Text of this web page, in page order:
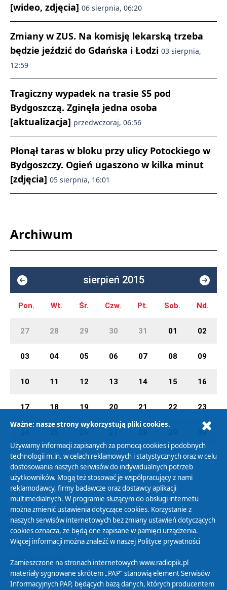
[wideo, zdjęcia] 06 sierpnia, 06:20
Zmiany w ZUS. Na komisję lekarską trzeba
będzie jeździć do Gdańska i Łodzi 03 sierpnia,
12:59
Tragiczny wypadek na trasie S5 pod
Bydgoszczą. Zginęła jedna osoba
[aktualizacja] przedwczoraj, 06:56
Płonął taras w bloku przy ulicy Potockiego w
Bydgoszczy. Ogień ugaszono w kilka minut
[zdjęcia] 05 sierpnia, 16:01
Archiwum
sierpień 2015
Pon. Wt. Śr. Czw. Pt. Sob. Nd.
27 28 29 30 31 01 02
03 04 05 06 07 08 09
10 11 12 13 14 15 16
17 18 19 20 21 22 23
30
31 01 02 03 04 05 06
Polityka Prywatności
Zasady korzystania z Serwisu
Organizacje Pożytku Publicznego
Cyfryzacja DAB+
Polityka ochrony danych osobowych
Ważne: nasze strony wykorzystują pliki cookies.
Używamy informacji zapisanych za pomocą cookies i podobnych
technologii m.in. w celach reklamowych i statystycznych oraz w celu
dostosowania naszych serwisów do indywidualnych potrzeb
użytkowników. Mogą też stosować je współpracujący z nami
reklamodawcy, firmy badawcze oraz dostawcy aplikacji
multimedialnych. W programie służącym do obsługi internetu
można zmienić ustawienia dotyczące cookies. Korzystanie z
naszych serwisów internetowych bez zmiany ustawień dotyczących
cookies oznacza, że będą one zapisane w pamięci urządzenia.
Więcej informacji można znaleźć w naszej Polityce prywatności
Zamieszczone na stronach internetowych www.radiopik.pl
materiały sygnowane skrótem „PAP” stanowią element Serwisów
Informacyjnych PAP, będących bazą danych, których producentem